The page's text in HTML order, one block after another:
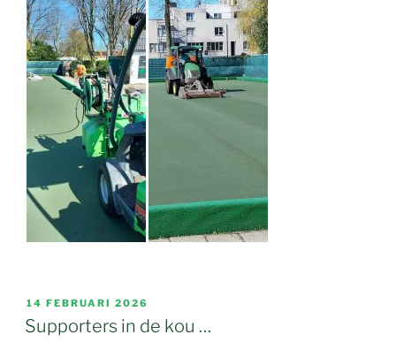
GEPLAATST
OP
14 FEBRUARI 2026
Supporters in de kou …